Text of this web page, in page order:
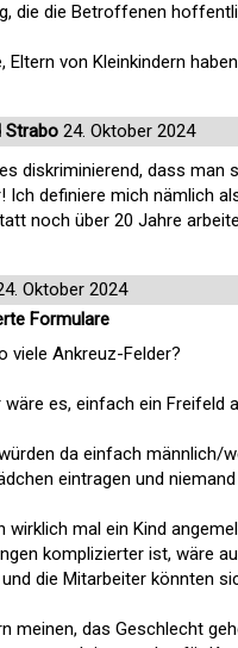
die die Betroffenen
Eltern von Kleinkindern
Strabo 24. Oktober 2024
diskriminierend, dass man
Ich definiere mich nämlich
noch über 20 Jahre
Oktober 2024
Formulare
viele Ankreuz-Felder?
wäre es, einfach ein Freifeld
da einfach männlich/
eintragen und
wirklich mal ein Kind
komplizierter ist, wäre
die Mitarbeiter könnten
meinen, das Geschlecht